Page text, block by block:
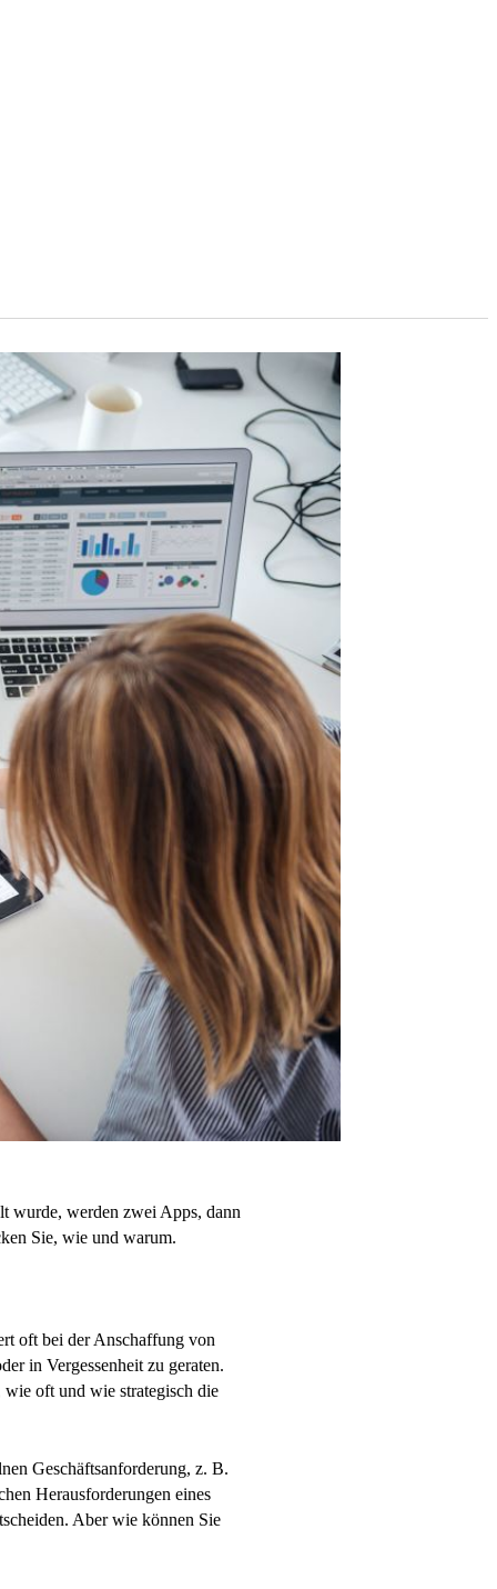
wurde, werden zwei Apps, dann
Sie, wie und warum.
oft bei der Anschaffung von
in Vergessenheit zu geraten.
oft und wie strategisch die
Geschäftsanforderung, z. B.
Herausforderungen eines
Aber wie können Sie